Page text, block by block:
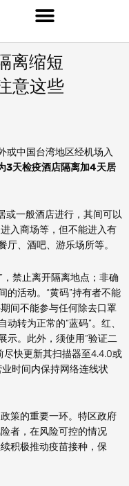
离缩短
意这些
或中国台湾地区经机场入
3天检疫酒店隔离加4天居
或一般酒店进行，其间可以
入商场等，但不能进入有
厅、酒吧、游乐场所等。
，禁止离开隔离地点；非确
的活动。“黄码”持有者不能
间不能参与任何除去口罩
转为正常的“蓝码”。红、
示。此外，须使用“验证二
尽快更新其扫描器至4.4.0或
时间内保持网络连线状
策的重要一环。特区政府
者，在风险可控的情况
积极推动疫苗接种，保